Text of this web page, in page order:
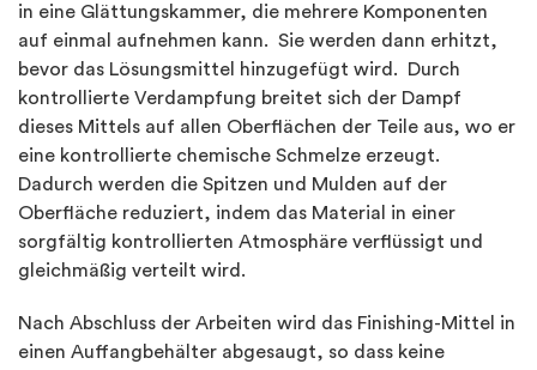
in eine Glättungskammer, die mehrere Komponenten
auf einmal aufnehmen kann. Sie werden dann erhitzt,
bevor das Lösungsmittel hinzugefügt wird. Durch
kontrollierte Verdampfung breitet sich der Dampf
dieses Mittels auf allen Oberflächen der Teile aus, wo er
eine kontrollierte chemische Schmelze erzeugt.
Dadurch werden die Spitzen und Mulden auf der
Oberfläche reduziert, indem das Material in einer
sorgfältig kontrollierten Atmosphäre verflüssigt und
gleichmäßig verteilt wird.
Nach Abschluss der Arbeiten wird das Finishing-Mittel in
einen Auffangbehälter abgesaugt, so dass keine